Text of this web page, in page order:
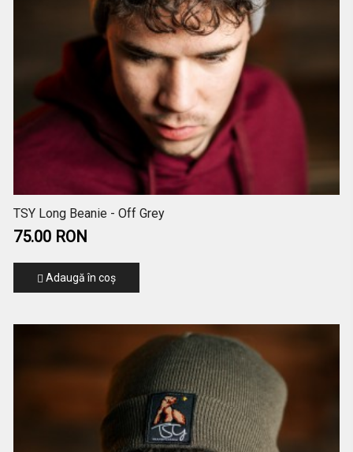
TSY Long Beanie - Off Grey
75.00 RON
Adaugă în coş